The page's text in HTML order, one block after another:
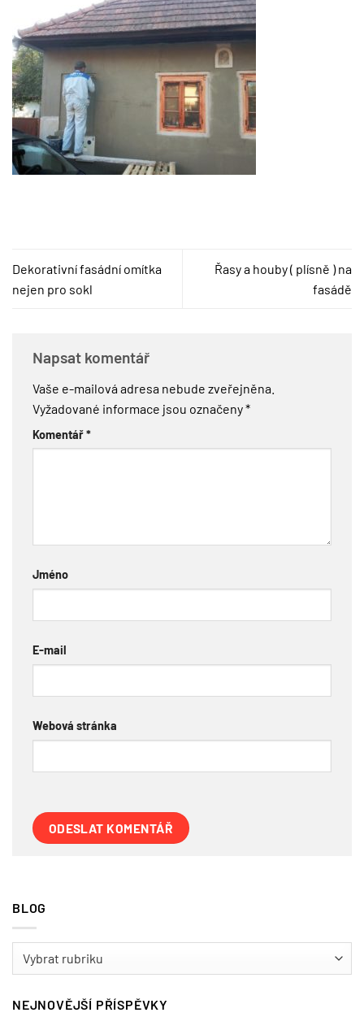
Dekorativní fasádní omítka
nejen pro sokl
Řasy a houby ( plísně ) na
fasádě
Napsat komentář
Vaše e-mailová adresa nebude zveřejněna.
Vyžadované informace jsou označeny*
Komentář*
Jméno
E-mail
Webová stránka
BLOG
NEJNOVĚJŠÍ PŘÍSPĚVKY